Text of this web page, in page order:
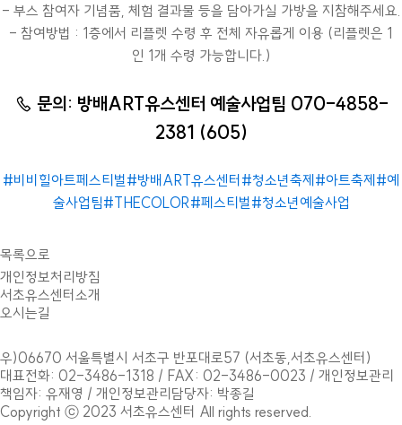
- 부스 참여자 기념품, 체험 결과물 등을 담아가실 가방을 지참해주세요.
- 참여방법 : 1층에서 리플렛 수령 후 전체 자유롭게 이용 (리플렛은 1
인 1개 수령 가능합니다.)
☏ 문의: 방배ART유스센터 예술사업팀 070-4858-
2381 (605)
#비비힐아트페스티벌#방배ART유스센터#청소년축제#아트축제#예
술사업팀#THECOLOR#페스티벌#청소년예술사업
목록으로
개인정보처리방침
서초유스센터소개
오시는길
우)06670 서울특별시 서초구 반포대로57 (서초동,서초유스센터)
대표전화: 02-3486-1318 / FAX: 02-3486-0023 / 개인정보관리
책임자: 유재영 / 개인정보관리담당자: 박종길
Copyright ⓒ 2023 서초유스센터 All rights reserved.